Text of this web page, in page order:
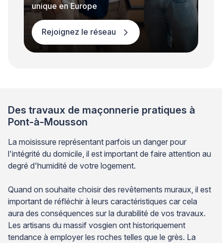
unique en Europe
Rejoignez le réseau
Des travaux de maçonnerie pratiques à
Pont-à-Mousson
La moisissure représentant parfois un danger pour
l'intégrité du domicile, il est important de faire attention au
degré d'humidité de votre logement.
Quand on souhaite choisir des revêtements muraux, il est
important de réfléchir à leurs caractéristiques car cela
aura des conséquences sur la durabilité de vos travaux.
Les artisans du massif vosgien ont historiquement
tendance à employer les roches telles que le grès. La